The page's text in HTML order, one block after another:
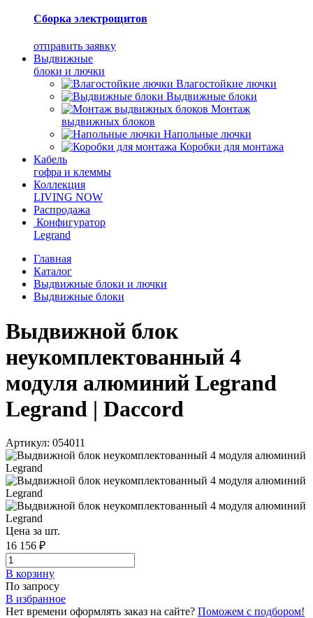
Сборка электрощитов
отправить заявку
Выдвижные
блоки и лючки
Влагостойкие лючки
Выдвижные блоки
Монтаж
выдвижных блоков
Напольные лючки
Коробки для монтажа
Кабель
гофра и клеммы
Коллекция
LIVING NOW
Распродажа
Конфигуратор
Legrand
Главная
Каталог
Выдвижные блоки и лючки
Выдвижные блоки
Выдвижной блок
неукомплектованный 4
модуля алюминий Legrand
Legrand | Daccord
Артикул: 054011
Цена за шт.
16 156 ₽
В корзинy
По запросу
В избранное
Нет времени оформлять заказ на сайте? Поможем с подбором!